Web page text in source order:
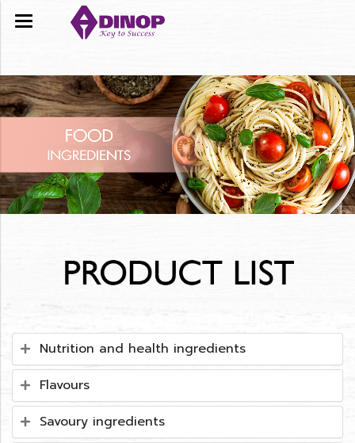
Nutrition and health ingredients
Flavours
Savoury ingredients